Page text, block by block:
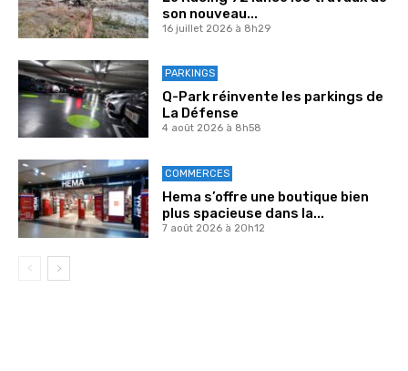
son nouveau...
16 juillet 2026 à 8h29
PARKINGS
Q-Park réinvente les parkings de
La Défense
4 août 2026 à 8h58
COMMERCES
Hema s’offre une boutique bien
plus spacieuse dans la...
7 août 2026 à 20h12